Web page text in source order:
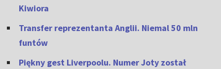
Kiwiora
Transfer reprezentanta Anglii. Niemal 50 mln
funtów
Piękny gest Liverpoolu. Numer Joty został